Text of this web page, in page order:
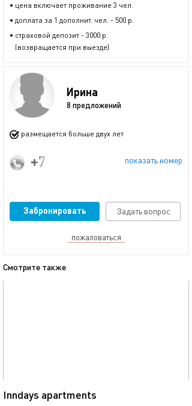
• цена включает проживание 3 чел.
• доплата за 1 дополнит. чел. - 500 р.
• страховой депозит - 3000 р.
(возвращается при выезде)
Ирина
8 предложений
размещается больше двух лет
показать номер
+7 (911) 724-90-02
Забронировать Задать вопрос
пожаловаться
Смотрите также
Inndays apartments